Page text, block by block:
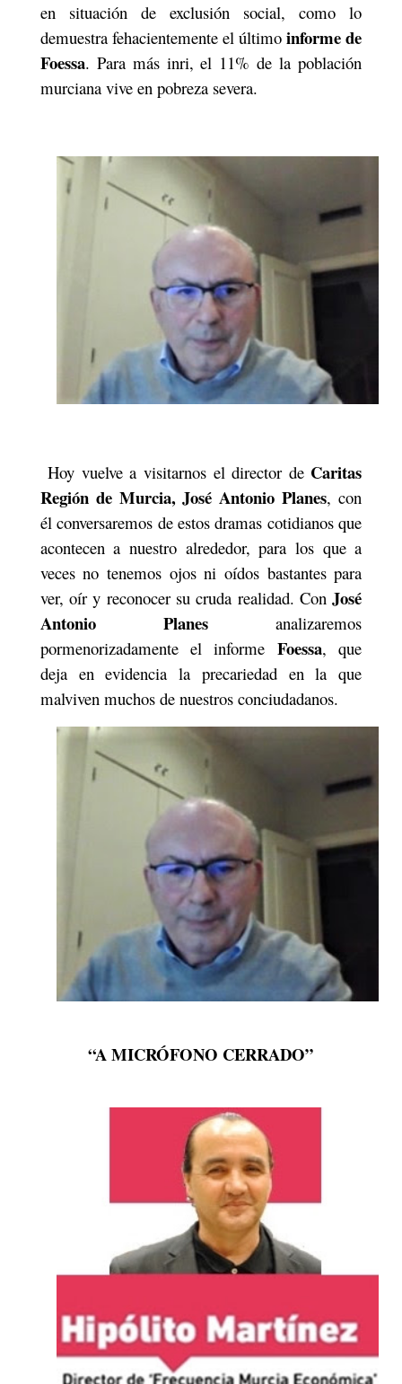
en situación de exclusión social, como lo
demuestra fehacientemente el últimoinforme de
Foessa. Para más inri, el 11% de la población
murciana vive en pobreza severa.
Hoy vuelve a visitarnos el director de Caritas
Región de Murcia, José Antonio Planes, con
él conversaremos de estos dramas cotidianos que
acontecen a nuestro alrededor, para los que a
veces no tenemos ojos ni oídos bastantes para
ver, oír y reconocer su cruda realidad. ConJosé
Antonio Planesanalizaremos
pormenorizadamente el informe Foessa, que
deja en evidencia la precariedad en la que
malviven muchos de nuestros conciudadanos.
“A MICRÓFONO CERRADO”